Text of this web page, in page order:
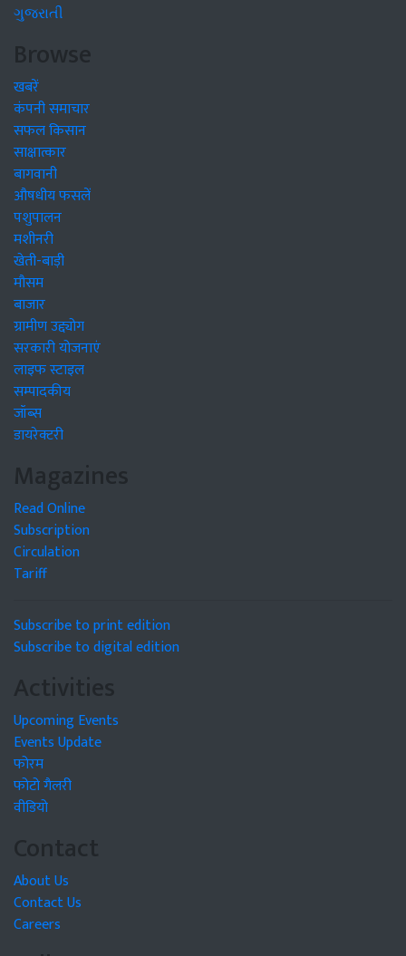
ગુજરાતી
Browse
खबरें
कंपनी समाचार
सफल किसान
साक्षात्कार
बागवानी
औषधीय फसलें
पशुपालन
मशीनरी
खेती-बाड़ी
मौसम
बाजार
ग्रामीण उद्द्योग
सरकारी योजनाएं
लाइफ स्टाइल
सम्पादकीय
जॉब्स
डायरेक्टरी
Magazines
Read Online
Subscription
Circulation
Tariff
Subscribe to print edition
Subscribe to digital edition
Activities
Upcoming Events
Events Update
फोरम
फोटो गैलरी
वीडियो
Contact
About Us
Contact Us
Careers